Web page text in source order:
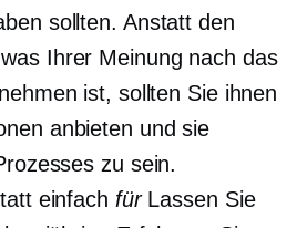
sollten. Anstatt den
Ihrer Meinung nach das
ist, sollten Sie ihnen
anbieten und sie
zu sein.
einfach für Lassen Sie